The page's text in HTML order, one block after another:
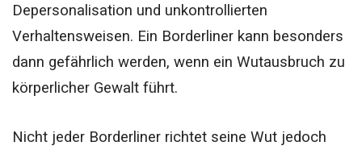
Depersonalisation und unkontrollierten
Verhaltensweisen. Ein Borderliner kann besonders
dann gefährlich werden, wenn ein Wutausbruch zu
körperlicher Gewalt führt.
Nicht jeder Borderliner richtet seine Wut jedoch